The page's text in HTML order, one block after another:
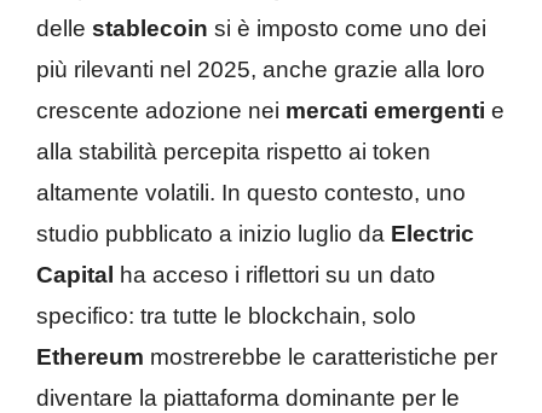
delle stablecoin si è imposto come uno dei
più rilevanti nel 2025, anche grazie alla loro
crescente adozione nei mercati emergenti e
alla stabilità percepita rispetto ai token
altamente volatili. In questo contesto, uno
studio pubblicato a inizio luglio da Electric
Capital
ha acceso i riflettori su un dato
specifico: tra tutte le blockchain, solo
Ethereum mostrerebbe le caratteristiche per
diventare la piattaforma dominante per le